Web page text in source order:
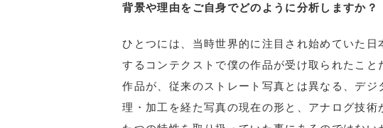
背景や理由をご自身でどのように分析しますか？
ひとつには、当時世界的に注目され始めていた
するコンテクストで僕の作品が受け取られたこ
作品が、従来のストレート写真とは異なる、デジ
理・加工を経た写真の現在の形と、アナログ技